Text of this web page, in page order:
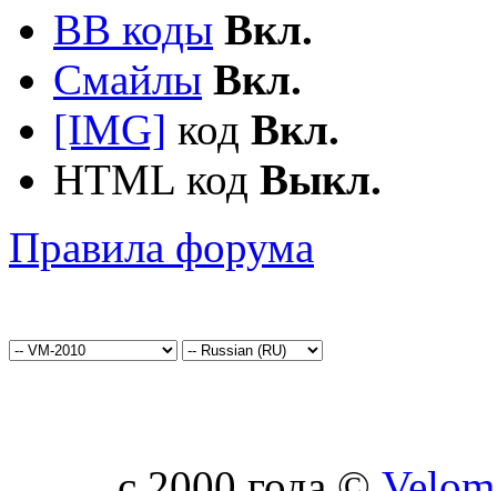
BB коды Вкл.
Смайлы Вкл.
[IMG] код Вкл.
HTML код Выкл.
Правила форума